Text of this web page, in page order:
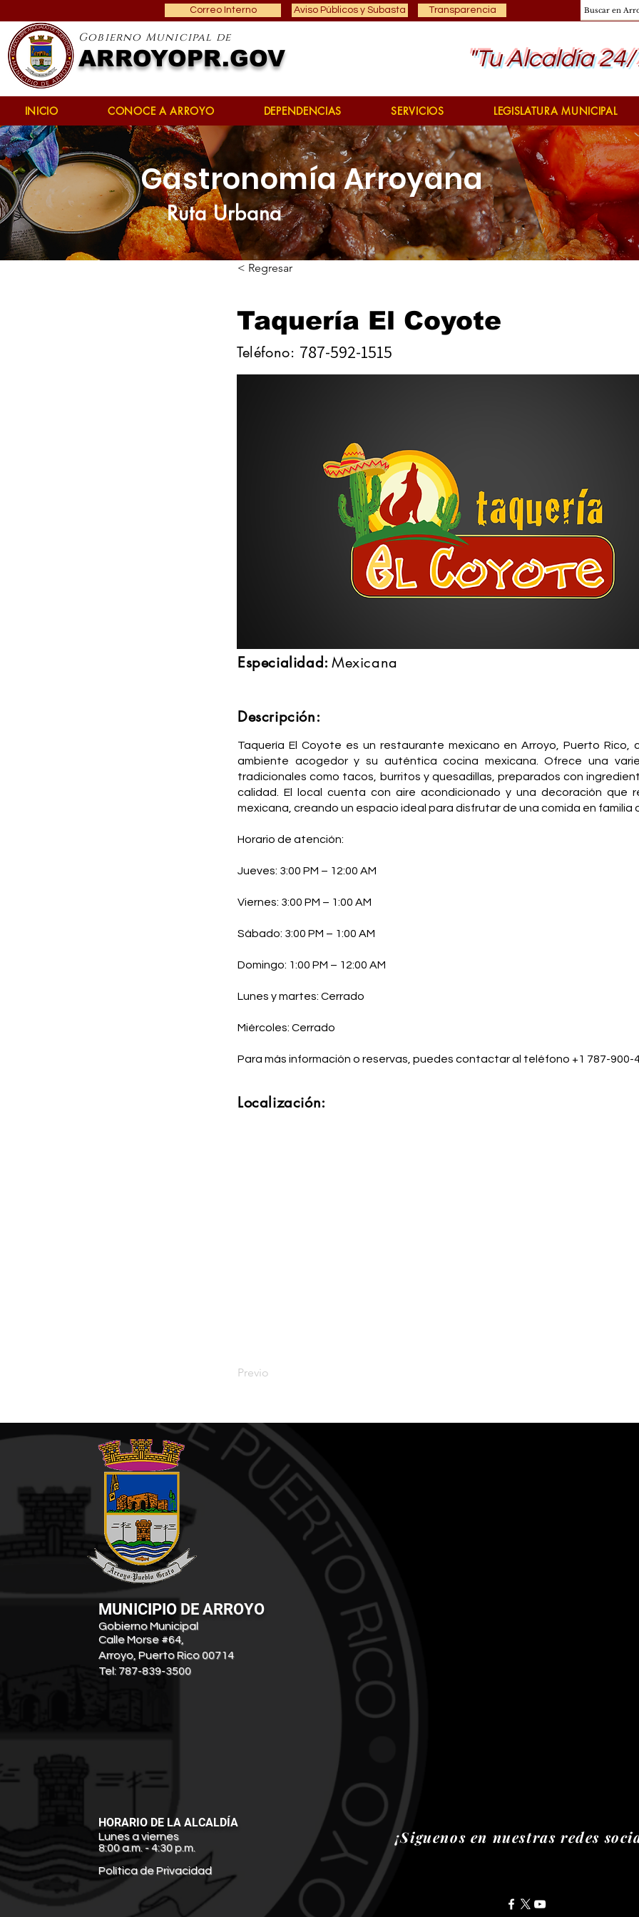
Correo Interno Aviso Públicos y Subasta Transparencia
Gobierno Municipal de
ARROYOPR.GOV "Tu Alcaldía
INICIO CONOCE A ARROYO DEPENDENCIAS SERVICIOS LEGISLATURA MUNICIPAL
Gastronomía Arroyana
Ruta Urbana
< Regresar
787-592-1515
Taquería El Coyote
Teléfono:
Especialidad: Mexicana
Descripción:
Taquería El Coyote es un restaurante mexicano en Arroyo, Puerto Rico,
ambiente acogedor y su auténtica cocina mexicana. Ofrece una
tradicionales como tacos, burritos y quesadillas, preparados con
calidad. El local cuenta con aire acondicionado y una decoración que
mexicana, creando un espacio ideal para disfrutar de una comida en familia
Horario de atención:
Jueves: 3:00 PM – 12:00 AM
Viernes: 3:00 PM – 1:00 AM
Sábado: 3:00 PM – 1:00 AM
Domingo: 1:00 PM – 12:00 AM
Lunes y martes: Cerrado
Miércoles: Cerrado
Para más información o reservas, puedes contactar al teléfono +1 787-900-
Localización:
Previo
MUNICIPIO DE ARROYO
Gobierno Municipal
Calle Morse #64,
Arroyo, Puerto Rico 00714
Tel: 787-839-3500
HORARIO DE LA ALCALDÍA
Lunes a viernes
8:00 a.m. - 4:30 p.m.
Política de Privacidad
¡Siguenos en nuestras redes